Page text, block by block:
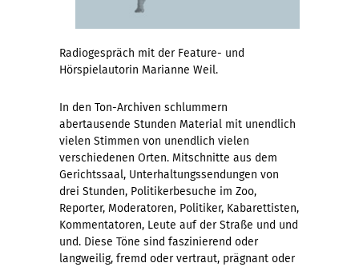
Radiogespräch mit der Feature- und
Hörspielautorin Marianne Weil.
In den Ton-Archiven schlummern
abertausende Stunden Material mit unendlich
vielen Stimmen von unendlich vielen
verschiedenen Orten. Mitschnitte aus dem
Gerichtssaal, Unterhaltungssendungen von
drei Stunden, Politikerbesuche im Zoo,
Reporter, Moderatoren, Politiker, Kabarettisten,
Kommentatoren, Leute auf der Straße und und
und. Diese Töne sind faszinierend oder
langweilig, fremd oder vertraut, prägnant oder